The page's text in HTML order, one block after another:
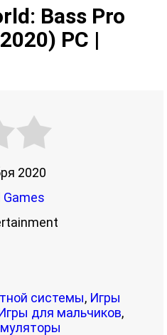
Bass Pro
PC |
2020
Games
системы, Игры
для мальчиков,